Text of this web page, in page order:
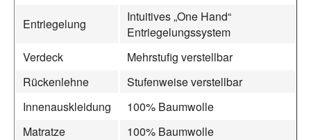
Entriegelung
Intuitives „One Hand“
Entriegelungssystem
Verdeck
Mehrstufig verstellbar
Rückenlehne
Stufenweise verstellbar
Innenauskleidung
100% Baumwolle
Matratze
100% Baumwolle